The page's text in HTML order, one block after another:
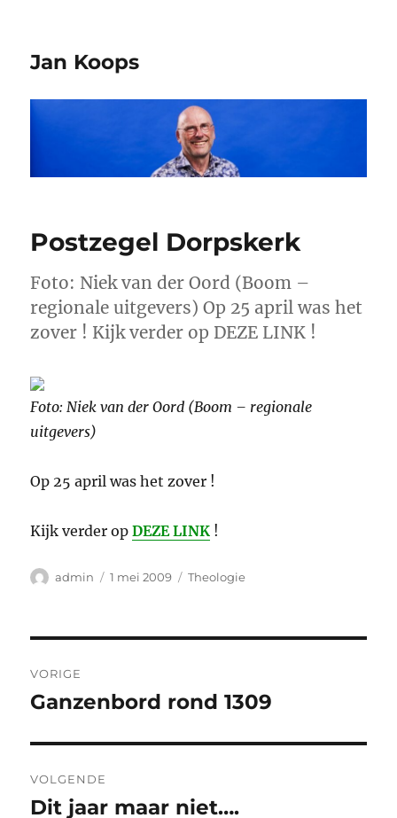
Jan Koops
Postzegel Dorpskerk
Foto: Niek van der Oord (Boom –
regionale uitgevers) Op 25 april was het
zover ! Kijk verder op DEZE LINK !
Foto: Niek van der Oord (Boom – regionale
uitgevers)
Op 25 april was het zover !
Kijk verder opDEZE LINK !
Auteur
admin
Geplaatst
1 mei 2009 Categorieën
Theologie
navigatie
VORIGE
Vorig
Ganzenbord rond 1309
VOLGENDE
Volgend
Dit jaar maar niet….